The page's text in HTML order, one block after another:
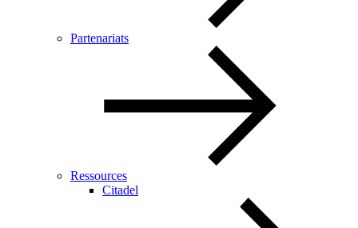
Partenariats
Ressources
Citadel